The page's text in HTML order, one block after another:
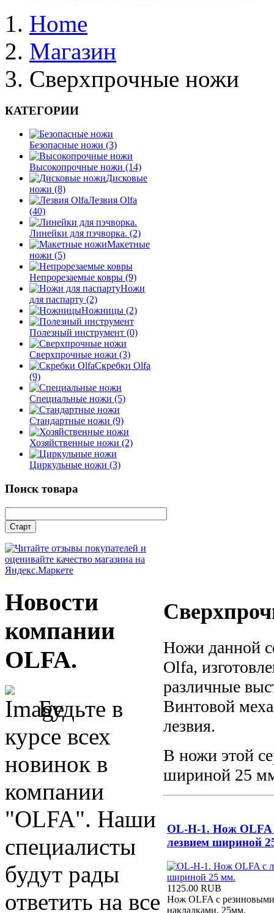
Home
Магазин
Сверхпрочные ножи
КАТЕГОРИИ
Безопасные ножи (3)
Высокопрочные ножи (14)
Дисковые
ножи (8)
Лезвия Olfa
(40)
Линейки для пэчворка. (2)
Макетные
ножи (5)
Непрорезаемые ковры (9)
Ножи
для паспарту (2)
Ножницы (2)
Полезный инструмент (0)
Сверхпрочные ножи (3)
Скребки Olfa
(9)
Специальные ножи (5)
Стандартные ножи (9)
Хозяйственные ножи (2)
Циркульные ножи (3)
Поиск товара
Ножи данной
Olfa,
различные
Винтовой
лезвия.
В ножи этой
шириной 25
OL-H-1. Нож OLFA
лезвием шириной
1125.00 RUB
Нож OLFA с резиновыми
накладками, 25мм.
Новости
компании
OLFA.
Будьте в
курсе всех
новинок в
компании
"OLFA". Наши
специалисты
будут рады
ответить на все